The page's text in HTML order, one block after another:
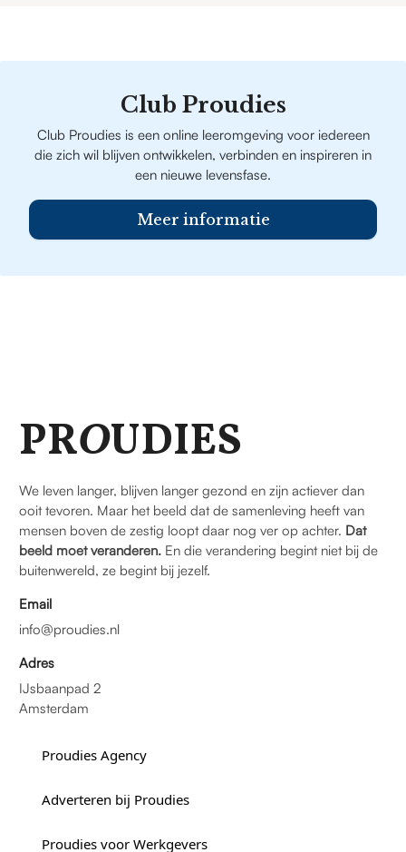
Club Proudies
Club Proudies is een online leeromgeving voor iedereen
die zich wil blijven ontwikkelen, verbinden en inspireren in
een nieuwe levensfase.
Meer informatie
PROUDIES
We leven langer, blijven langer gezond en zijn actiever dan
ooit tevoren. Maar het beeld dat de samenleving heeft van
mensen boven de zestig loopt daar nog ver op achter. Dat
beeld moet veranderen. En die verandering begint niet bij de
buitenwereld, ze begint bij jezelf.
Email
info@proudies.nl
Adres
IJsbaanpad 2
Amsterdam
Proudies Agency
Adverteren bij Proudies
Proudies voor Werkgevers